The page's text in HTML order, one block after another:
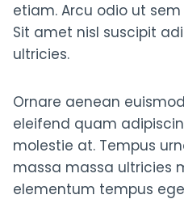
etiam. Arcu odio ut
Sit amet nisl suscipit
ultricies.
Ornare aenean
eleifend quam
molestie at. Tempus
massa massa ultricies
elementum tempus